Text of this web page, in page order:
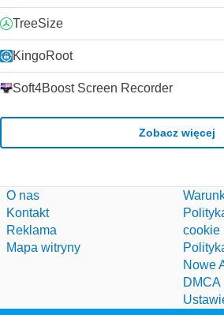
TreeSize
KingoRoot
Soft4Boost Screen Recorder
Zobacz więcej
O nas
Kontakt
Reklama
Mapa witryny
cookie
Nowe
DMCA